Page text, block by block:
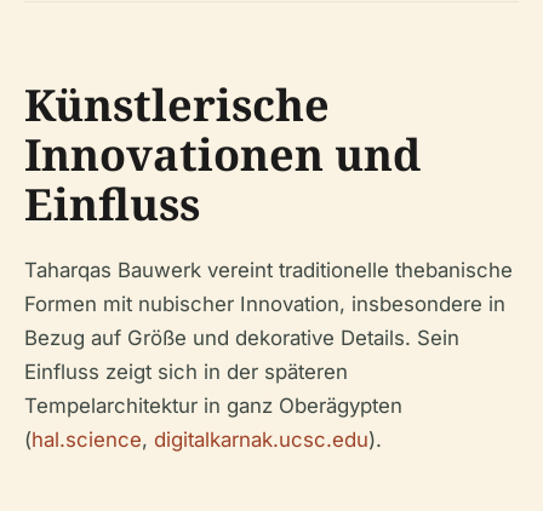
Künstlerische
Innovationen und
Einfluss
Taharqas Bauwerk vereint traditionelle thebanische
Formen mit nubischer Innovation, insbesondere in
Bezug auf Größe und dekorative Details. Sein
Einfluss zeigt sich in der späteren
Tempelarchitektur in ganz Oberägypten
(hal.science, digitalkarnak.ucsc.edu).